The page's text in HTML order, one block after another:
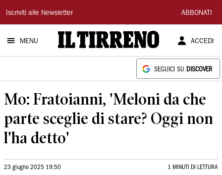
Il
Tirreno
Iscriviti alle Newsletter ABBONATI
MENU ACCEDI
SEGUICI SU DISCOVER
Mo: Fratoianni, 'Meloni da che
parte sceglie di stare? Oggi non
l'ha detto'
23 giugno 2025 19:50 1 MINUTI DI LETTURA